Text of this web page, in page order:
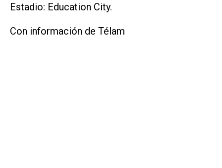
Estadio: Education City.
Con información de Télam